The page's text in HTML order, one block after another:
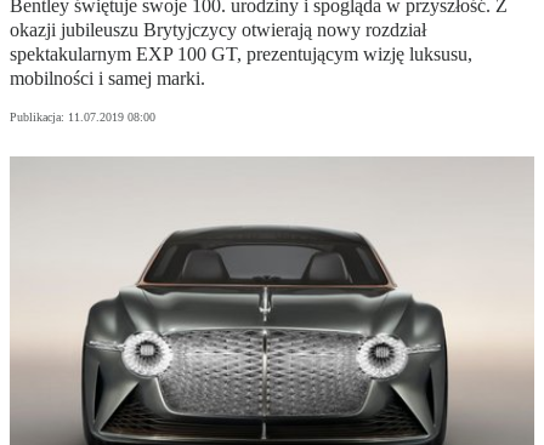
Bentley świętuje swoje 100. urodziny i spogląda w przyszłość. Z
okazji jubileuszu Brytyjczycy otwierają nowy rozdział
spektakularnym EXP 100 GT, prezentującym wizję luksusu,
mobilności i samej marki.
Publikacja: 11.07.2019 08:00